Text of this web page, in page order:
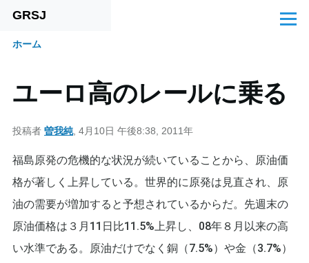
メインコンテンツに移動
GRSJ
メ
ン
く
ず
ホーム
ユーロ高のレールに乗る
投稿者 曽我純, 4月10日 午後8:38, 2011年
福島原発の危機的な状況が続いていることから、原油価
格が著しく上昇している。世界的に原発は見直され、原
油の需要が増加すると予想されているからだ。先週末の
原油価格は３月11日比11.5%上昇し、08年８月以来の高
い水準である。原油だけでなく銅（7.5%）や金（3.7%）